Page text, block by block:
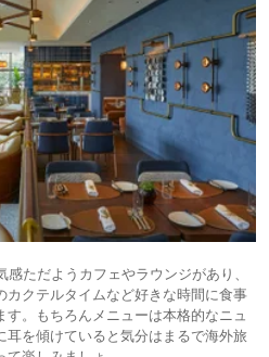
ただようカフェやラウンジがあり、
クテルタイムなど好きな時間に食事
。もちろんメニューは本格的なニュ
耳を傾けていると気分はまるで海外旅